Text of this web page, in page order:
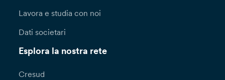
Lavora e studia con noi
Dati societari
Esplora la nostra rete
Cresud